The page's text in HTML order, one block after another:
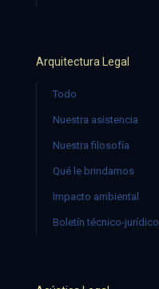
Arquitectura Legal
Todo
Nuestra asistencia
Nuestra filosofía
Qué le brindamos
Impacto ambiental
Boletín técnico-jurídico